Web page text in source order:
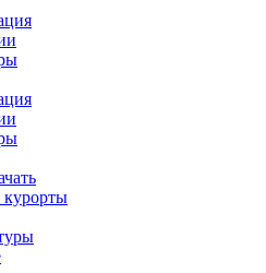
курорты